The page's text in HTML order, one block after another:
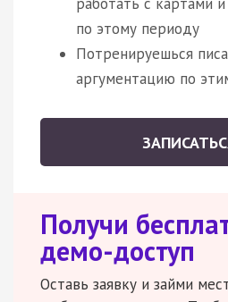
по этому периоду
Потренируешься
аргументацию по
Получи
демо-доступ
Оставь заявку и займи